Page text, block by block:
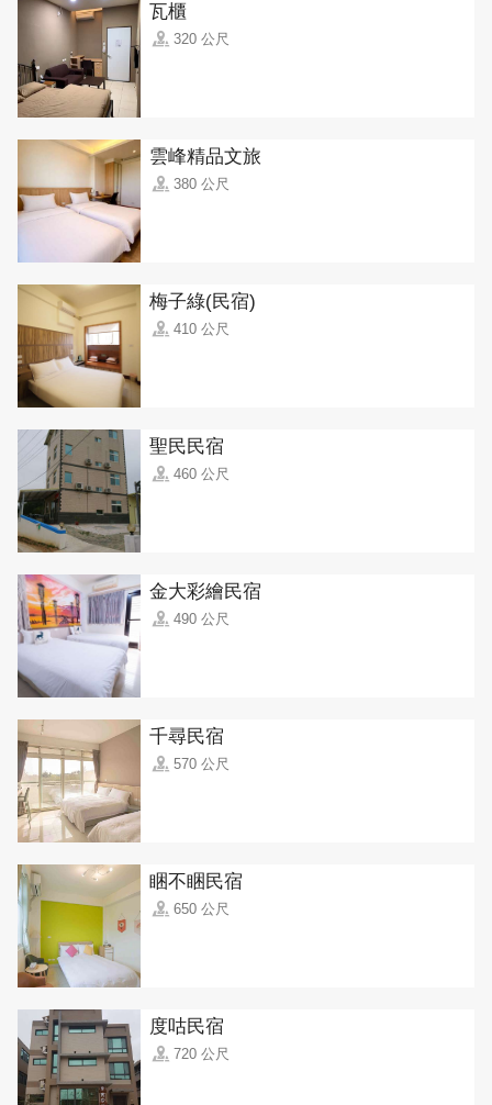
瓦櫃
320 公尺
雲峰精品文旅
380 公尺
梅子綠(民宿)
410 公尺
聖民民宿
460 公尺
金大彩繪民宿
490 公尺
千尋民宿
570 公尺
睏不睏民宿
650 公尺
度咕民宿
720 公尺